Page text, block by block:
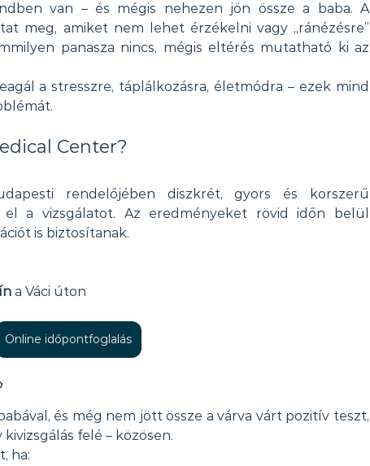
van – és mégis nehezen jön össze a baba. A
meg, amiket nem lehet érzékelni vagy „ránézésre”
panasza nincs, mégis eltérés mutatható ki az
a stresszre, táplálkozásra, életmódra – ezek mind
Center?
rendelőjében diszkrét, gyors és korszerű
a vizsgálatot. Az eredményeket rövid időn belül
is biztosítanak.
a Váci úton
Online időpontfoglalás
és még nem jött össze a várva várt pozitív teszt,
felé – közösen.
ha: